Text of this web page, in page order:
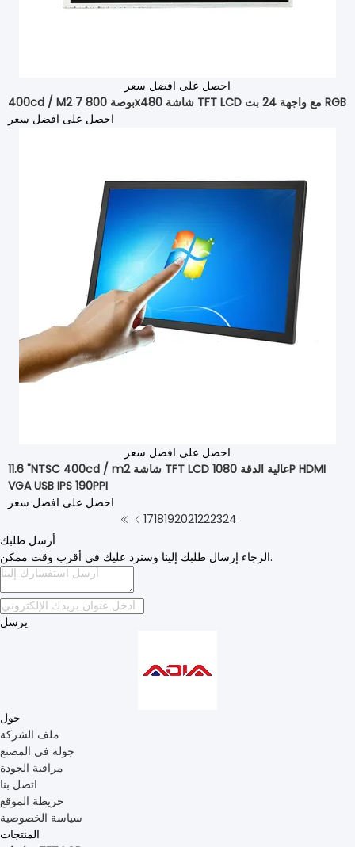
احصل على افضل سعر
400cd / M2 7 بوصة 800x480 شاشة TFT LCD مع واجهة 24 بت RGB
احصل على افضل سعر
احصل على افضل سعر
11.6 "NTSC 400cd / m2 شاشة TFT LCD عالية الدقة 1080P HDMI
VGA USB IPS 190PPI
احصل على افضل سعر
1718192021222324
أرسل طلبك
الرجاء إرسال طلبك إلينا وسنرد عليك في أقرب وقت ممكن.
يرسل
حول
ملف الشركة
جولة في المصنع
مراقبة الجودة
اتصل بنا
خريطة الموقع
سياسة الخصوصية
المنتجات